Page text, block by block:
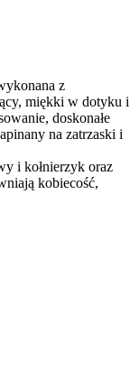
z
miękki w dotyku i
doskonałe
na zatrzaski i
i kołnierzyk oraz
kobiecość,